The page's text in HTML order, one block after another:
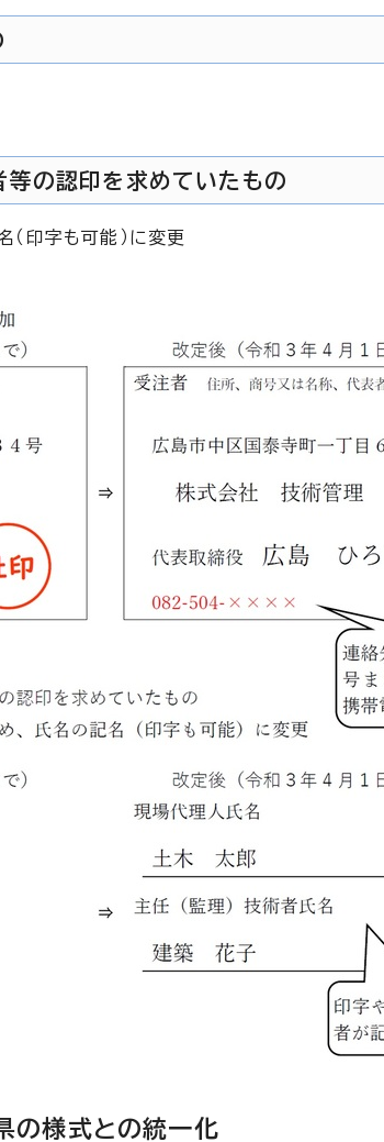
の認印を求めていたもの
印字も可能）に変更
様式との統一化